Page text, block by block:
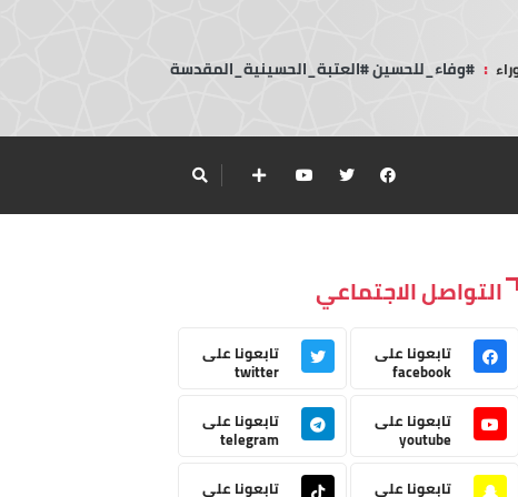
: #وفاء_للحسين #العتبة_الحسينية_المقدسة
التواصل الاجتماعي
تابعونا على
facebook
تابعونا على
twitter
تابعونا على
youtube
تابعونا على
telegram
تابعونا على
تابعونا على